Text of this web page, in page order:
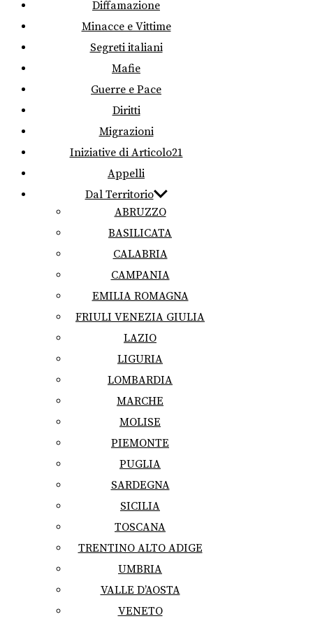
Diffamazione
Minacce e Vittime
Segreti italiani
Mafie
Guerre e Pace
Diritti
Migrazioni
Iniziative di Articolo21
Appelli
Dal Territorio
ABRUZZO
BASILICATA
CALABRIA
CAMPANIA
EMILIA ROMAGNA
FRIULI VENEZIA GIULIA
LAZIO
LIGURIA
LOMBARDIA
MARCHE
MOLISE
PIEMONTE
PUGLIA
SARDEGNA
SICILIA
TOSCANA
TRENTINO ALTO ADIGE
UMBRIA
VALLE D’AOSTA
VENETO